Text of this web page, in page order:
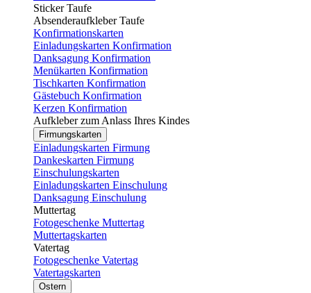
Sticker Taufe
Absenderaufkleber Taufe
Konfirmationskarten
Einladungskarten Konfirmation
Danksagung Konfirmation
Menükarten Konfirmation
Tischkarten Konfirmation
Gästebuch Konfirmation
Kerzen Konfirmation
Aufkleber zum Anlass Ihres Kindes
Firmungskarten
Einladungskarten Firmung
Dankeskarten Firmung
Einschulungskarten
Einladungskarten Einschulung
Danksagung Einschulung
Muttertag
Fotogeschenke Muttertag
Muttertagskarten
Vatertag
Fotogeschenke Vatertag
Vatertagskarten
Ostern